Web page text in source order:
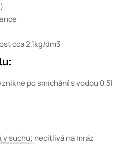
cca 2,1kg/dm3
po smíchání s vodou 0,5l
suchu; necitlivá na mráz